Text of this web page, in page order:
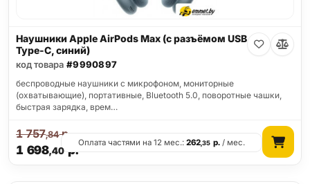
Наушники Apple AirPods Max (с разъёмом USB
Type-C, синий)
код товара #9990897
беспроводные наушники с микрофоном, мониторные
(охватывающие), портативные, Bluetooth 5.0, поворотные чашки,
быстрая зарядка, врем…
1 698,40 р.
1 757,84р.
Оплата частями на 12 мес.:262,35 р./ мес.